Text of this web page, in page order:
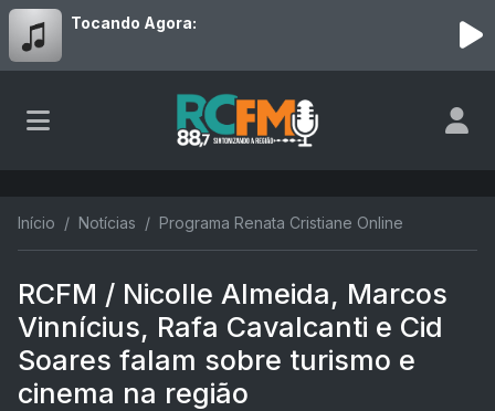
Tocando Agora:
Início Notícias Programa Renata Cristiane Online
RCFM / Nicolle Almeida, Marcos
Vinnícius, Rafa Cavalcanti e Cid
Soares falam sobre turismo e
cinema na região